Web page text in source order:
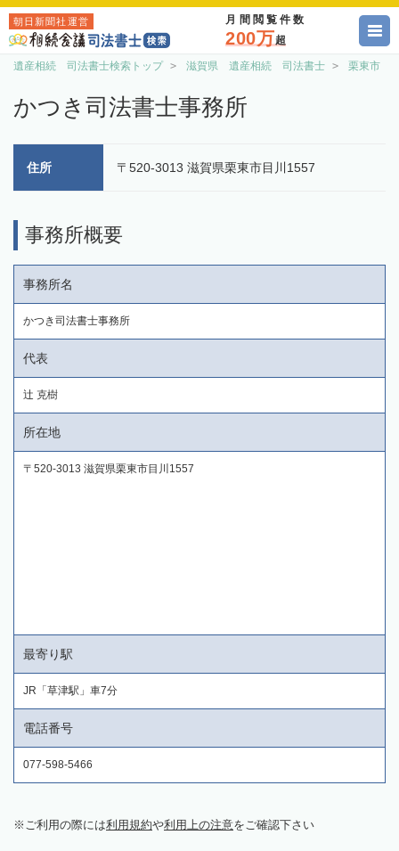
朝日新聞社運営 月間閲覧件数
200万超
遺産相続 司法書士検索トップ 滋賀県 遺産相続 司法書士 栗東市
かつき司法書士事務所
住所 〒520-3013 滋賀県栗東市目川1557
事務所概要
事務所名
かつき司法書士事務所
代表
辻 克樹
所在地
〒520-3013 滋賀県栗東市目川1557
最寄り駅
JR「草津駅」車7分
電話番号
077-598-5466
ご利用の際には利用規約や利用上の注意をご確認下さい